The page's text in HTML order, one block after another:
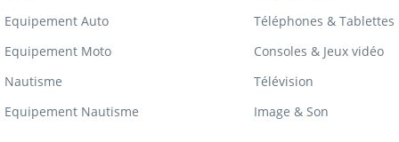
Equipement Auto
Equipement Moto
Nautisme
Equipement Nautisme
Téléphones & Tablettes
Consoles & Jeux vidéo
Télévision
Image & Son